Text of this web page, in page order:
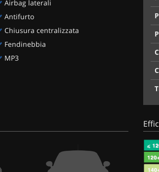
Airbag laterali
Antifurto
Chiusura centralizzata
Fendinebbia
MP3